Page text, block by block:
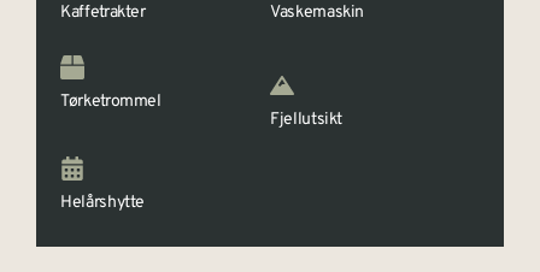
Kaffetrakter Vaskemaskin
Tørketrommel
Fjellutsikt
Helårshytte